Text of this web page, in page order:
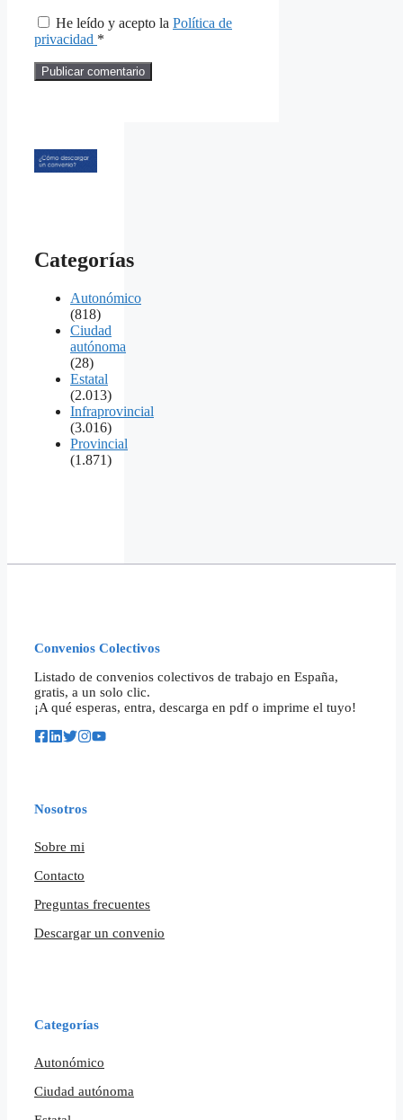
He leído y acepto la Política de
privacidad *
Categorías
Autonómico
(818)
Ciudad
autónoma
(28)
Estatal
(2.013)
Infraprovincial
(3.016)
Provincial
(1.871)
Convenios Colectivos
Listado de convenios colectivos de trabajo en España,
gratis, a un solo clic.
¡A qué esperas, entra, descarga en pdf o imprime el tuyo!
Nosotros
Sobre mi
Contacto
Preguntas frecuentes
Descargar un convenio
Categorías
Autonómico
Ciudad autónoma